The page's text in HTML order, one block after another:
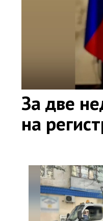
За две
на